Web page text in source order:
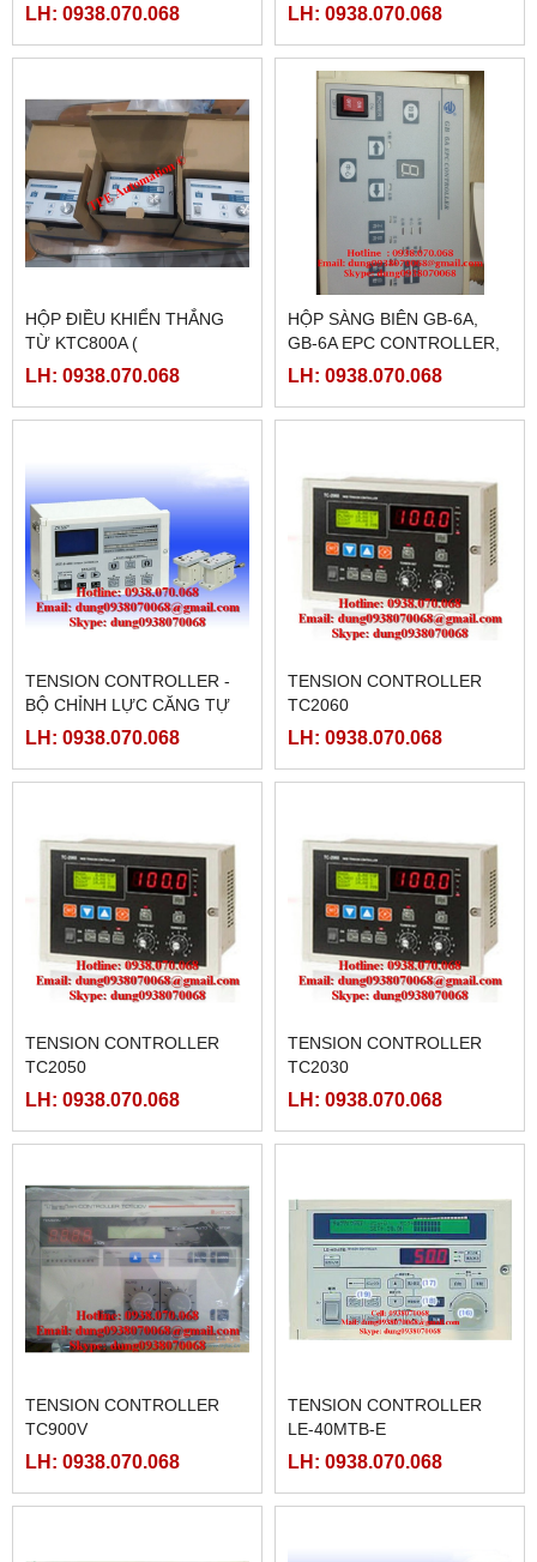
LH: 0938.070.068 LH: 0938.070.068
HỘP ĐIỀU KHIỂN THẮNG
TỪ KTC800A (
24VDC/4AMPE)
LH: 0938.070.068
HỘP SÀNG BIÊN GB-6A,
GB-6A EPC CONTROLLER,
LH: 0938.070.068
TENSION CONTROLLER -
BỘ CHỈNH LỰC CĂNG TỰ
ĐỘNG
LH: 0938.070.068
TENSION CONTROLLER
TC2060
LH: 0938.070.068
TENSION CONTROLLER
TC2050
LH: 0938.070.068
TENSION CONTROLLER
TC2030
LH: 0938.070.068
TENSION CONTROLLER
TC900V
LH: 0938.070.068
TENSION CONTROLLER
LE-40MTB-E
LH: 0938.070.068